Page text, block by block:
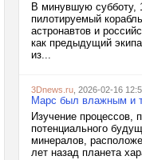
В минувшую субботу,
пилотируемый
астронавтов и
как предыдущий
из...
3Dnews.ru , 2026-02-16
Марс был влажным и
Изучение процессов,
потенциального
минералов,
лет назад планета